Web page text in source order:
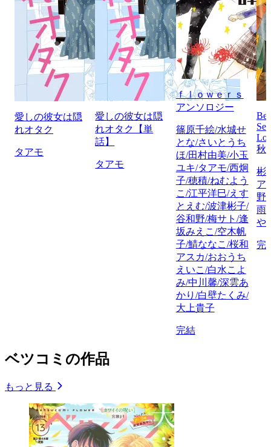
愛しの彼女は隠
れオタク
タアモ
愛しの彼女は隠
れオタク【単
話】
タアモ
ｆｌｏｗｅｒｓ
アンソロジー
篠原千絵/水城せ
とな/さいとうち
ほ/田村由美/小玉
ユキ/タアモ/西炯
子/穂積/ねむよう
こ/江平洋巳/えす
とえむ/波津彬子/
谷和野/梅サト/逢
坂みえこ/空木帆
子/鯖ななこ/桜和
アスカ/おおうち
えいこ/白水こよ
み/中川馨/深雲あ
かり/白壁たくみ/
大上貴子
完結
秋
彬
ア
野
雨/
や
完
ベツコミの作品
もっと見る